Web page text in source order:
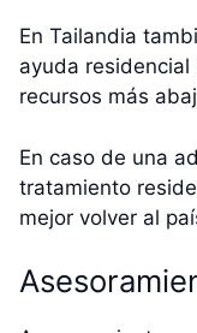
En Tailandia
ayuda
recursos más
En caso de una
tratamiento
mejor volver al